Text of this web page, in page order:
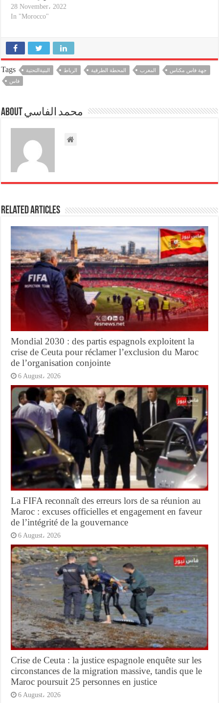
28 November، 2022
In "Morocco"
Tags البنيةالتحتية الرباط المحطة الطرقية المغرب
جهة فاس مكناس
فاس
About محمد الفاسي
Related Articles
Mondial 2030 : des partis espagnols exploitent la
crise de Ceuta pour réclamer l’exclusion du Maroc
de l’organisation conjointe
6 August، 2026
La FIFA reconnaît des erreurs lors de sa réunion au
Maroc : excuses officielles et engagement en faveur
de l’intégrité de la gouvernance
6 August، 2026
Crise de Ceuta : la justice espagnole enquête sur les
circonstances de la migration massive, tandis que le
Maroc poursuit 25 personnes en justice
6 August، 2026